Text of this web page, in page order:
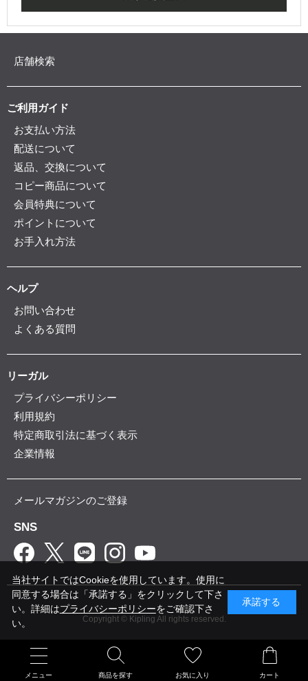
メニュー 商品を探す お気に入り カート
店舗検索
ご利用ガイド
お支払い方法
配送について
返品、交換について
コピー商品について
会員特典について
ポイントについて
お手入れ方法
ヘルプ
お問い合わせ
よくある質問
リーガル
プライバシーポリシー
利用規約
特定商取引法に基づく表示
企業情報
メールマガジンのご登録
SNS
Copyright © Kipling All rights reserved.
当社サイトではCookieを使用しています。使用に
同意する場合は「承諾する」をクリックして下さ
い。詳細はプライバシーポリシーをご確認下さ
い。
承諾する